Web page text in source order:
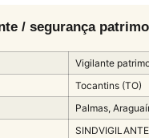
/ segurança
Vigilante
Tocantins (TO)
Palmas,